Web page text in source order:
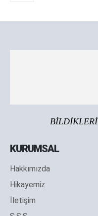
KURUMSAL
Hakkımızda
Hikayemiz
İletişim